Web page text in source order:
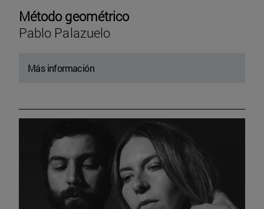
Método geométrico
Pablo Palazuelo
Más información